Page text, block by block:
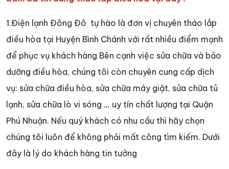
1.Điện lạnh Đông Đô tự hào là đơn vị chuyên tháo lắp
điều hòa tại Huyện Bình Chánh với rất nhiều điểm mạnh
để phục vụ khách hàng Bên cạnh việc sửa chữa và bảo
dưỡng điều hòa, chúng tôi còn chuyên cung cấp dịch
vụ: sửa chữa điều hòa, sửa chữa máy giặt, sửa chữa tủ
lạnh, sửa chữa lò vi sóng … uy tín chất lượng tại Quận
Phú Nhuận. Nếu quý khách có nhu cầu thì hãy chọn
chúng tôi luôn để không phải mất công tìm kiếm. Dưới
đây là lý do khách hàng tin tưởng